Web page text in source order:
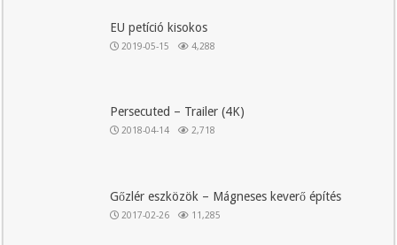
EU petíció kisokos
2019-05-15 4,288
Persecuted – Trailer (4K)
2018-04-14 2,718
Gőzlér eszközök – Mágneses keverő építés
2017-02-26 11,285